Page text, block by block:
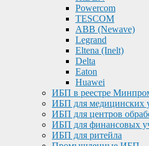
Powercom
TESCOM
ABB (Newave)
Legrand
Eltena (Inelt)
Delta
Eaton
Huawei
ИБП в реестре
ИБП для медицинских
ИБП для центров
ИБП для финансовых
ИБП для ритейла